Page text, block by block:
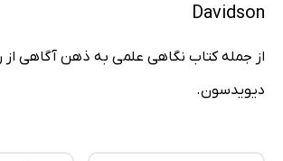
Davidson
از جمله کتاب نگاهی علمی به ذهن آگاهی از
دیویدسون.